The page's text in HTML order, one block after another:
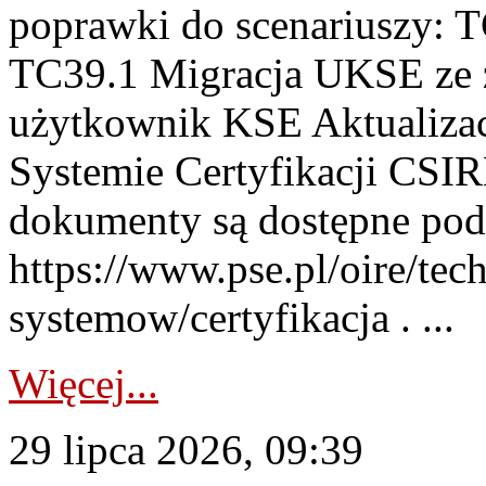
poprawki do scenariuszy:
TC39.1 Migracja UKSE
użytkownik KSE
Systemie Certyfikacji
dokumenty są dostępne
https://www.pse.pl/oire/
systemow/certyfikacja . ...
Więcej...
29 lipca 2026, 09:39